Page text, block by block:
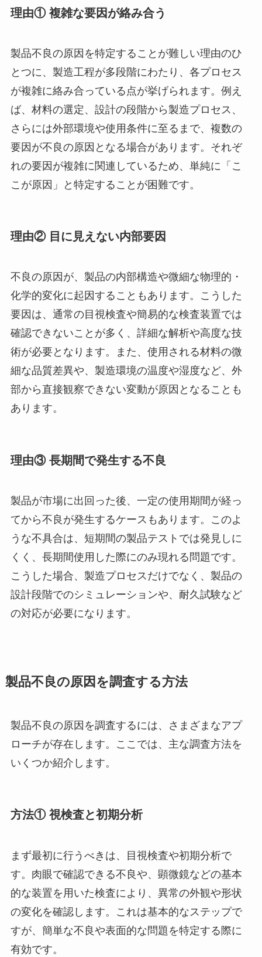
理由① 複雑な要因が絡み合う
製品不良の原因を特定することが難しい理由のひ
とつに、製造工程が多段階にわたり、各プロセス
が複雑に絡み合っている点が挙げられます。例え
ば、材料の選定、設計の段階から製造プロセス、
さらには外部環境や使用条件に至るまで、複数の
要因が不良の原因となる場合があります。それぞ
れの要因が複雑に関連しているため、単純に「こ
こが原因」と特定することが困難です。
理由② 目に見えない内部要因
不良の原因が、製品の内部構造や微細な物理的・
化学的変化に起因することもあります。こうした
要因は、通常の目視検査や簡易的な検査装置では
確認できないことが多く、詳細な解析や高度な技
術が必要となります。また、使用される材料の微
細な品質差異や、製造環境の温度や湿度など、外
部から直接観察できない変動が原因となることも
あります。
理由③ 長期間で発生する不良
製品が市場に出回った後、一定の使用期間が経っ
てから不良が発生するケースもあります。このよ
うな不具合は、短期間の製品テストでは発見しに
くく、長期間使用した際にのみ現れる問題です。
こうした場合、製造プロセスだけでなく、製品の
設計段階でのシミュレーションや、耐久試験など
の対応が必要になります。
製品不良の原因を調査する方法
製品不良の原因を調査するには、さまざまなアプ
ローチが存在します。ここでは、主な調査方法を
いくつか紹介します。
方法① 視検査と初期分析
まず最初に行うべきは、目視検査や初期分析で
す。肉眼で確認できる不良や、顕微鏡などの基本
的な装置を用いた検査により、異常の外観や形状
の変化を確認します。これは基本的なステップで
すが、簡単な不良や表面的な問題を特定する際に
有効です。